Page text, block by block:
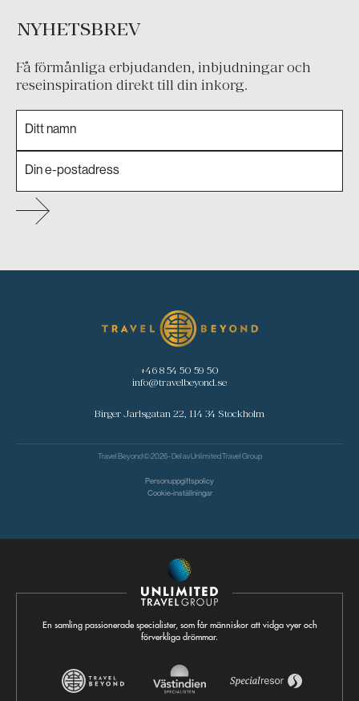
NYHETSBREV
Få förmånliga erbjudanden, inbjudningar och
reseinspiration direkt till din inkorg.
+46 8 54 50 59 50
info@travelbeyond.se
Birger Jarlsgatan 22, 114 34 Stockholm
Travel Beyond © 2026 - Del avUnlimited Travel Group
Personuppgiftspolicy
Cookie-inställningar
En samling passionerade specialister, som får människor att vidga vyer och
förverkliga drömmar.